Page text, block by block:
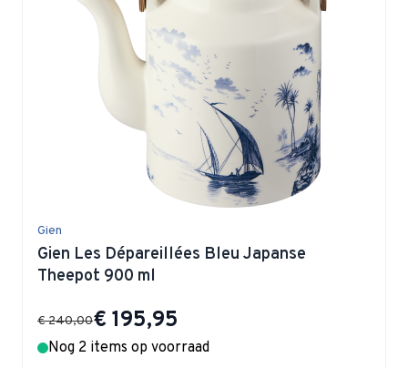
Gien
Gien Les Dépareillées Bleu Japanse
Theepot 900 ml
Special Price
€ 195,95
€ 240,00
Nog 2 items op voorraad